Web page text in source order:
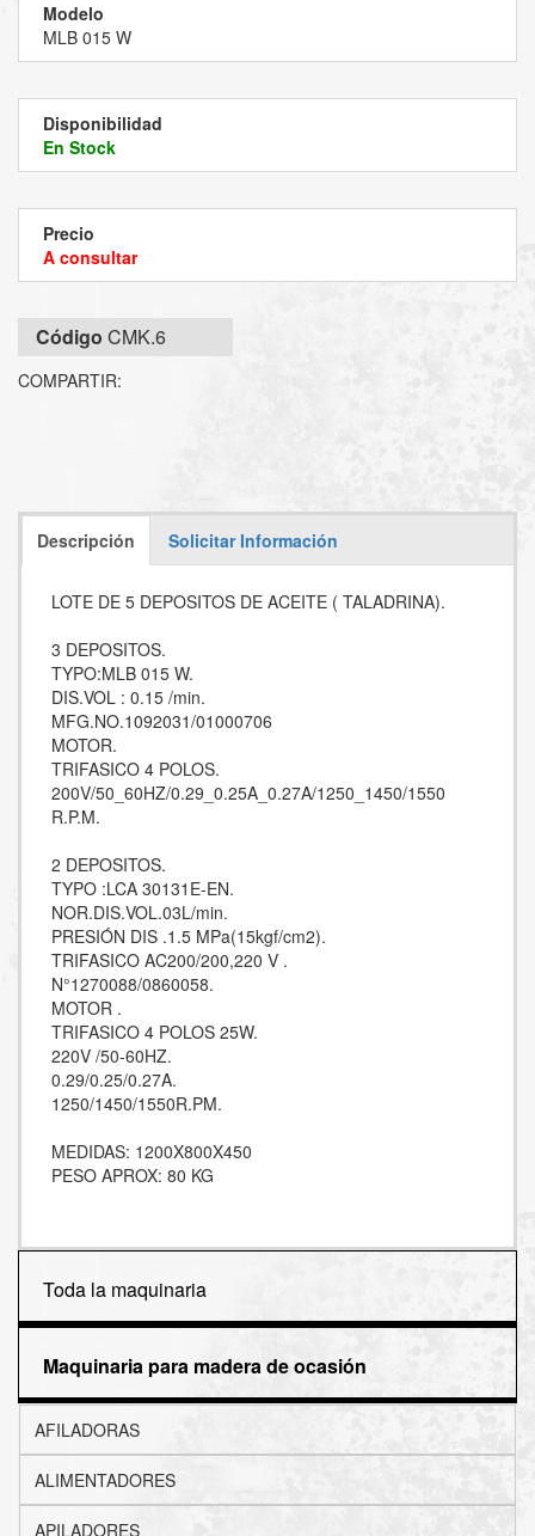
Modelo
MLB 015 W
Disponibilidad
En Stock
Precio
A consultar
Código CMK.6
COMPARTIR:
Descripción Solicitar Información
LOTE DE 5 DEPOSITOS DE ACEITE ( TALADRINA).
3 DEPOSITOS.
TYPO:MLB 015 W.
DIS.VOL : 0.15 /min.
MFG.NO.1092031/01000706
MOTOR.
TRIFASICO 4 POLOS.
200V/50_60HZ/0.29_0.25A_0.27A/1250_1450/1550
R.P.M.
2 DEPOSITOS.
TYPO :LCA 30131E-EN.
NOR.DIS.VOL.03L/min.
PRESIÓN DIS .1.5 MPa(15kgf/cm2).
TRIFASICO AC200/200,220 V .
N°1270088/0860058.
MOTOR .
TRIFASICO 4 POLOS 25W.
220V /50-60HZ.
0.29/0.25/0.27A.
1250/1450/1550R.PM.
MEDIDAS: 1200X800X450
PESO APROX: 80 KG
Toda la maquinaria
Maquinaria para madera de ocasión
AFILADORAS
ALIMENTADORES
APILADORES